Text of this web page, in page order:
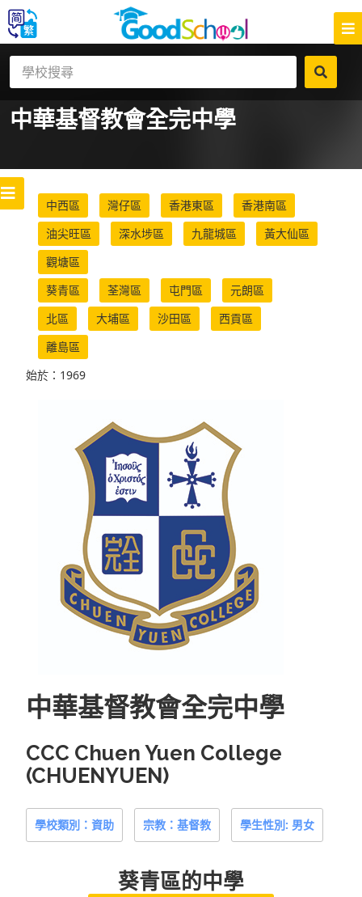
中華基督教會全完中學
中西區 灣仔區 香港東區
香港南區
油尖旺區
深水埗區 九龍城區
黃大仙區
觀塘區
葵青區
荃灣區 屯門區
元朗區
北區
大埔區 沙田區
西貢區
離島區
始於：1969
中華基督教會全完中學
CCC Chuen Yuen College
(CHUENYUEN)
學校類別：資助 宗教：基督教 學生性別: 男女
葵青區的中學